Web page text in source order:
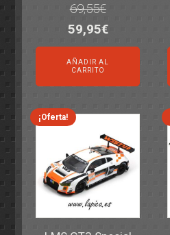
69,55€
El
precio
original
era:
69,55€.
59,95€El
precio
actual
es:
59,95€.
AÑADIR AL
CARRITO
¡Oferta!